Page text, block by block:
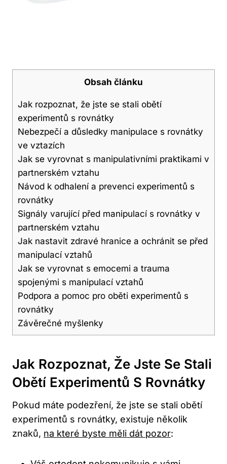
Obsah článku
Jak rozpoznat, že jste se stali obětí
experimentů s rovnátky
Nebezpečí a důsledky manipulace s rovnátky
ve vztazích
Jak se vyrovnat s manipulativními praktikami v
partnerském vztahu
Návod k odhalení a prevenci experimentů s
rovnátky
Signály varující před manipulací s rovnátky v
partnerském vztahu
Jak nastavit zdravé hranice a ochránit se před
manipulací vztahů
Jak se vyrovnat s emocemi a trauma
spojenými s manipulací vztahů
Podpora a pomoc pro oběti experimentů s
rovnátky
Závěrečné myšlenky
Jak Rozpoznat, Že Jste Se Stali
Obětí Experimentů S Rovnátky
Pokud máte podezření, že jste se stali obětí
experimentů s rovnátky, existuje několik
znaků, na které byste měli dát pozor: